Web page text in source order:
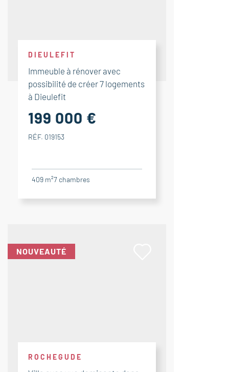
DIEULEFIT
Immeuble à rénover avec
possibilité de créer 7 logements
à Dieulefit
199 000 €
RÉF. 019153
409 m²7 chambres
NOUVEAUTÉ
ROCHEGUDE